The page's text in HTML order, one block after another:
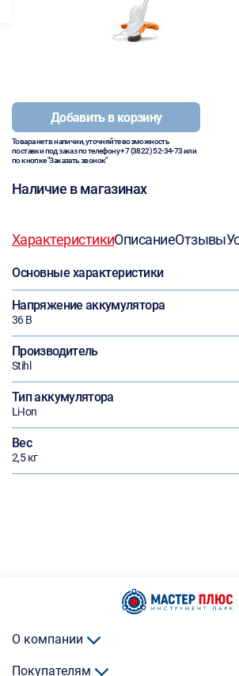
Добавить в корзину
Товара нет в наличии, уточняйте возможность
поставки под заказ по телефону+7 (3822) 52-34-73или
по кнопке "Заказать звонок"
Наличие в магазинах
ХарактеристикиОписаниеОтзывы
Основные характеристики
Напряжение аккумулятора
36 В
Производитель
Stihl
Тип аккумулятора
Li-Ion
Вес
2,5 кг
О компании
Покупателям